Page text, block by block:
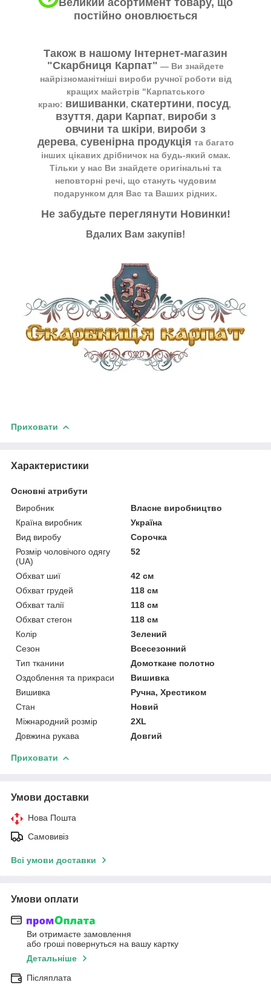
Великий асортимент товару, що
постійно оновлюється
Також в нашому Інтернет-магазин
"Скарбниця Карпат" ― Ви знайдете
найрізноманітніші вироби ручної роботи від
кращих майстрів "Карпатського
краю: вишиванки, скатертини, посуд,
взуття, дари Карпат, вироби з
овчини та шкіри, вироби з
дерева, сувенірна продукція та багато
інших цікавих дрібничок на будь-який смак.
Тільки у нас Ви знайдете оригінальні та
неповторні речі, що стануть чудовим
подарунком для Вас та Ваших рідних.
Не забудьте переглянути Новинки!
Вдалих Вам закупів!
Приховати
Характеристики
Основні атрибути
Виробник
Власне виробництво
Країна виробник
Україна
Вид виробу
Сорочка
Розмір чоловічого одягу
(UA)
52
Обхват шиї
42 см
Обхват грудей
118 см
Обхват талії
118 см
Обхват стегон
118 см
Колір
Зелений
Сезон
Всесезонний
Тип тканини
Домоткане полотно
Оздоблення та прикраси
Вишивка
Вишивка
Ручна, Хрестиком
Стан
Новий
Міжнародний розмір
2XL
Довжина рукава
Довгий
Приховати
Умови доставки
Нова Пошта
Самовивіз
Всі умови доставки
Умови оплати
Ви отримаєте замовлення
або гроші повернуться на вашу картку
Детальніше
Післяплата